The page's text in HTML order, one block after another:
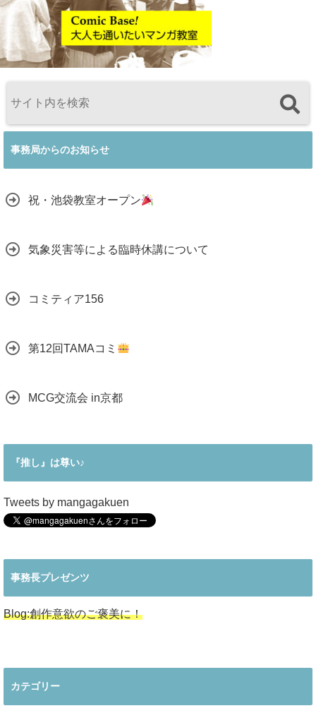
事務局からのお知らせ
祝・池袋教室オープン
気象災害等による臨時休講について
コミティア156
第12回TAMAコミ
MCG交流会 in京都
『推し』は尊い♪
Tweets by mangagakuen
事務長プレゼンツ
Blog:創作意欲のご褒美に！
カテゴリー